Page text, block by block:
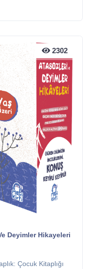
2302
2302
Deyimler Hikayeleri
Çocuk Kitaplığı